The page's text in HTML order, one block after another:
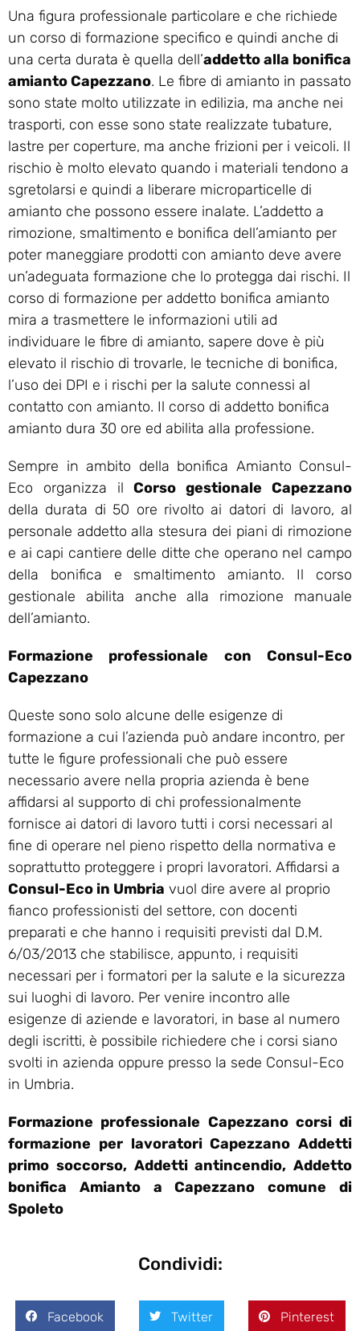
Una figura professionale particolare e che richiede
un corso di formazione specifico e quindi anche di
una certa durata è quella dell’addetto alla bonifica
amianto Capezzano. Le fibre di amianto in passato
sono state molto utilizzate in edilizia, ma anche nei
trasporti, con esse sono state realizzate tubature,
lastre per coperture, ma anche frizioni per i veicoli. Il
rischio è molto elevato quando i materiali tendono a
sgretolarsi e quindi a liberare microparticelle di
amianto che possono essere inalate. L’addetto a
rimozione, smaltimento e bonifica dell’amianto per
poter maneggiare prodotti con amianto deve avere
un’adeguata formazione che lo protegga dai rischi. Il
corso di formazione per addetto bonifica amianto
mira a trasmettere le informazioni utili ad
individuare le fibre di amianto, sapere dove è più
elevato il rischio di trovarle, le tecniche di bonifica,
l’uso dei DPI e i rischi per la salute connessi al
contatto con amianto. Il corso di addetto bonifica
amianto dura 30 ore ed abilita alla professione.
Sempre in ambito della bonifica Amianto Consul-
Eco organizza ilCorso gestionale Capezzano
della durata di 50 ore rivolto ai datori di lavoro, al
personale addetto alla stesura dei piani di rimozione
e ai capi cantiere delle ditte che operano nel campo
della bonifica e smaltimento amianto. Il corso
gestionale abilita anche alla rimozione manuale
dell’amianto.
Formazione professionale con Consul-Eco
Capezzano
Queste sono solo alcune delle esigenze di
formazione a cui l’azienda può andare incontro, per
tutte le figure professionali che può essere
necessario avere nella propria azienda è bene
affidarsi al supporto di chi professionalmente
fornisce ai datori di lavoro tutti i corsi necessari al
fine di operare nel pieno rispetto della normativa e
soprattutto proteggere i propri lavoratori. Affidarsi a
Consul-Eco in Umbria vuol dire avere al proprio
fianco professionisti del settore, con docenti
preparati e che hanno i requisiti previsti dal D.M.
6/03/2013 che stabilisce, appunto, i requisiti
necessari per i formatori per la salute e la sicurezza
sui luoghi di lavoro. Per venire incontro alle
esigenze di aziende e lavoratori, in base al numero
degli iscritti, è possibile richiedere che i corsi siano
svolti in azienda oppure presso la sede Consul-Eco
in Umbria.
Formazione professionale Capezzano corsi di
formazione per lavoratori Capezzano Addetti
primo soccorso, Addetti antincendio, Addetto
bonifica Amianto a Capezzano comune di
Spoleto
Condividi:
Facebook Twitter Pinterest